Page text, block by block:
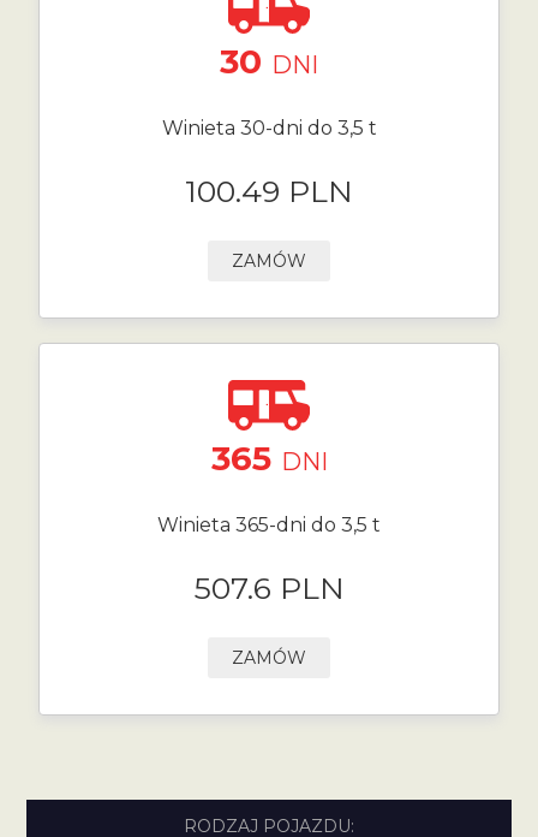
30 DNI
Winieta 30-dni do 3,5 t
100.49 PLN
ZAMÓW
365 DNI
Winieta 365-dni do 3,5 t
507.6 PLN
ZAMÓW
RODZAJ POJAZDU: